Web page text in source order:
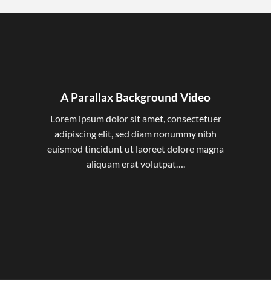
A Parallax Background Video
Lorem ipsum dolor sit amet, consectetuer
adipiscing elit, sed diam nonummy nibh
euismod tincidunt ut laoreet dolore magna
aliquam erat volutpat….